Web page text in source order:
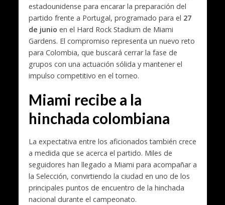
estadounidense para encarar la preparación del
partido frente a Portugal, programado para el 27
de junio en el Hard Rock Stadium de Miami
Gardens. El compromiso representa un nuevo reto
para Colombia, que buscará cerrar la fase de
grupos con una actuación sólida y mantener el
impulso competitivo en el torneo.
Miami recibe a la
hinchada colombiana
La expectativa entre los aficionados también crece
a medida que se acerca el partido. Miles de
seguidores han llegado a Miami para acompañar a
la Selección, convirtiendo la ciudad en uno de los
principales puntos de encuentro de la hinchada
nacional durante el campeonato.